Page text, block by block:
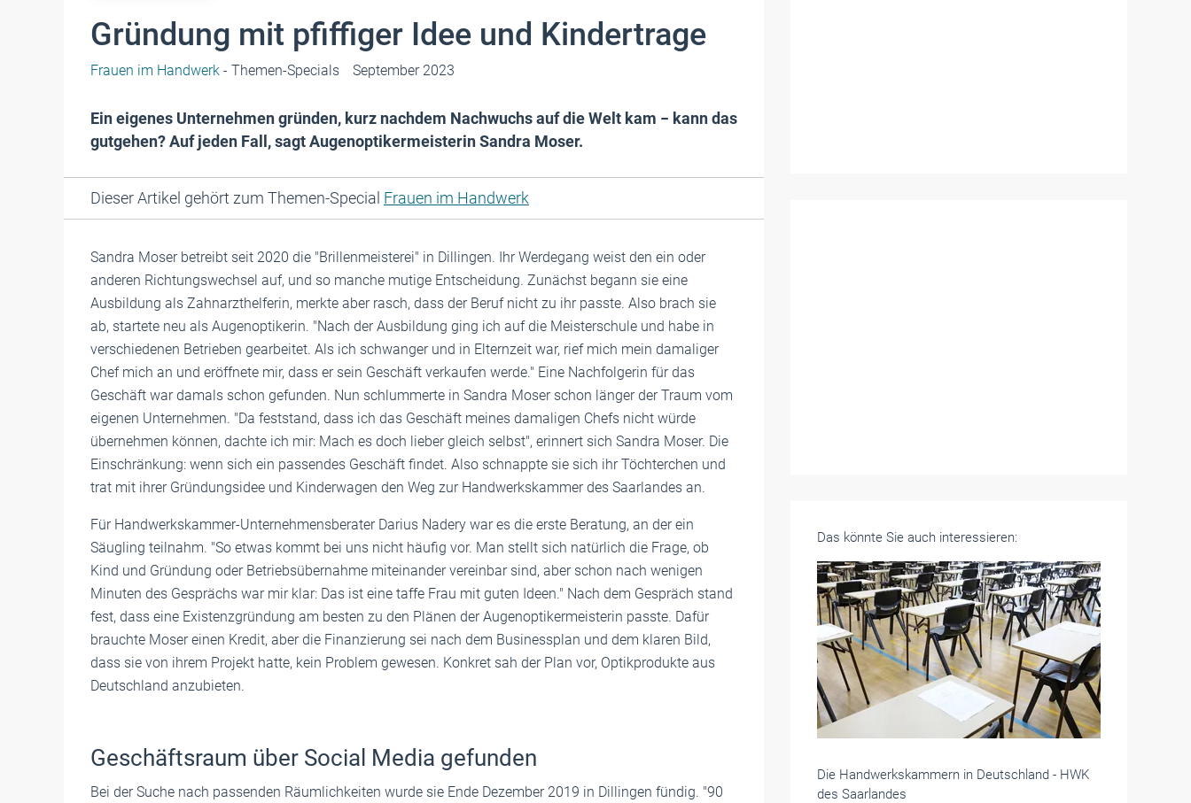
Gründung mit pfiffiger Idee und Kindertrage
Frauen im Handwerk - Themen-Specials September 2023
Ein eigenes Unternehmen gründen, kurz nachdem Nachwuchs auf die Welt kam − kann das
gutgehen? Auf jeden Fall, sagt Augenoptikermeisterin Sandra Moser.
Dieser Artikel gehört zum Themen-Special Frauen im Handwerk
Sandra Moser betreibt seit 2020 die "Brillenmeisterei" in Dillingen. Ihr Werdegang weist den ein oder
anderen Richtungswechsel auf, und so manche mutige Entscheidung. Zunächst begann sie eine
Ausbildung als Zahnarzthelferin, merkte aber rasch, dass der Beruf nicht zu ihr passte. Also brach sie
ab, startete neu als Augenoptikerin. "Nach der Ausbildung ging ich auf die Meisterschule und habe in
verschiedenen Betrieben gearbeitet. Als ich schwanger und in Elternzeit war, rief mich mein damaliger
Chef mich an und eröffnete mir, dass er sein Geschäft verkaufen werde." Eine Nachfolgerin für das
Geschäft war damals schon gefunden. Nun schlummerte in Sandra Moser schon länger der Traum vom
eigenen Unternehmen. "Da feststand, dass ich das Geschäft meines damaligen Chefs nicht würde
übernehmen können, dachte ich mir: Mach es doch lieber gleich selbst", erinnert sich Sandra Moser. Die
Einschränkung: wenn sich ein passendes Geschäft findet. Also schnappte sie sich ihr Töchterchen und
trat mit ihrer Gründungsidee und Kinderwagen den Weg zur Handwerkskammer des Saarlandes an.
Für Handwerkskammer-Unternehmensberater Darius Nadery war es die erste Beratung, an der ein
Säugling teilnahm. "So etwas kommt bei uns nicht häufig vor. Man stellt sich natürlich die Frage, ob
Kind und Gründung oder Betriebsübernahme miteinander vereinbar sind, aber schon nach wenigen
Minuten des Gesprächs war mir klar: Das ist eine taffe Frau mit guten Ideen." Nach dem Gespräch stand
fest, dass eine Existenzgründung am besten zu den Plänen der Augenoptikermeisterin passte. Dafür
brauchte Moser einen Kredit, aber die Finanzierung sei nach dem Businessplan und dem klaren Bild,
dass sie von ihrem Projekt hatte, kein Problem gewesen. Konkret sah der Plan vor, Optikprodukte aus
Deutschland anzubieten.
Geschäftsraum über Social Media gefunden
Bei der Suche nach passenden Räumlichkeiten wurde sie Ende Dezember 2019 in Dillingen fündig. "90
Das könnte Sie auch interessieren:
Die Handwerkskammern in Deutschland - HWK
des Saarlandes